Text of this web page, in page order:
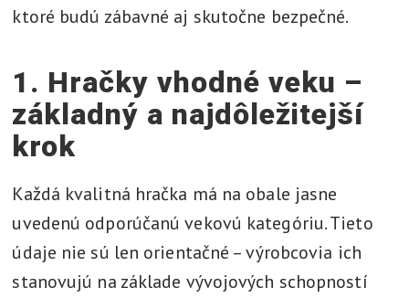
ktoré budú zábavné aj skutočne bezpečné.
1. Hračky vhodné veku –
základný a najdôležitejší
krok
Každá kvalitná hračka má na obale jasne
uvedenú odporúčanú vekovú kategóriu. Tieto
údaje nie sú len orientačné – výrobcovia ich
stanovujú na základe vývojových schopností